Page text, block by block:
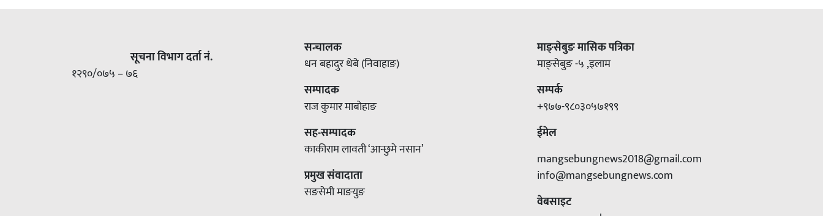
सूचना विभाग दर्ता नं.
१२९०/०७५ – ७६
सन्चालक
धन बहादुर थेबे (निवाहाङ)
सम्पादक
राज कुमार माबोहाङ
सह-सम्पादक
काकीराम लावती ‘आन्छुमे नसान’
प्रमुख संवादाता
सङसेमी माङयुङ
माङ्सेबुङ मासिक पत्रिका
माङ्सेबुङ -५ ,इलाम
सम्पर्क
+९७७-९८०३०५७१९९
ईमेल
mangsebungnews2018@gmail.com
info@mangsebungnews.com
वेबसाइट